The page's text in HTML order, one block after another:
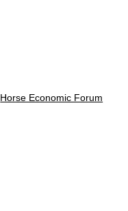
Horse Economic Forum